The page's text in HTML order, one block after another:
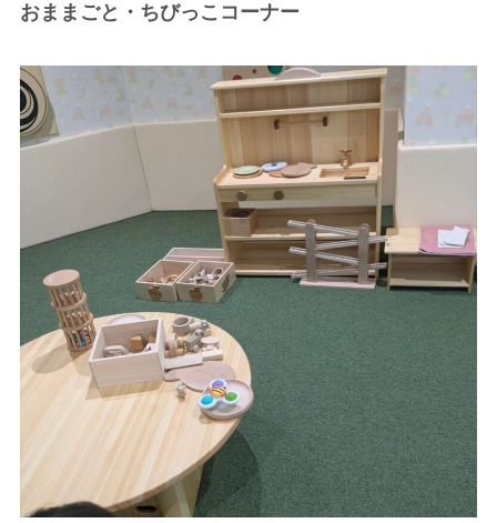
おままごと・ちびっこコーナー